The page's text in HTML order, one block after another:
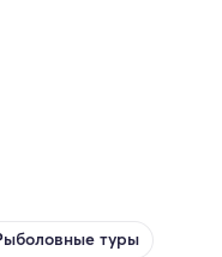
туры